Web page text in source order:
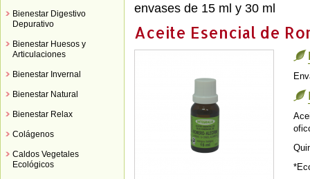
Bienestar Digestivo
Depurativo
Bienestar Huesos y
Articulaciones
Bienestar Invernal
Bienestar Natural
Bienestar Relax
Colágenos
Caldos Vegetales
Ecológicos
envases de 15 ml y 30 ml
Aceite Esencial de